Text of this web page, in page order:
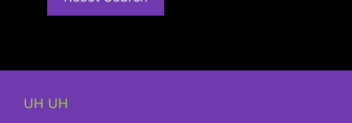
UH UH